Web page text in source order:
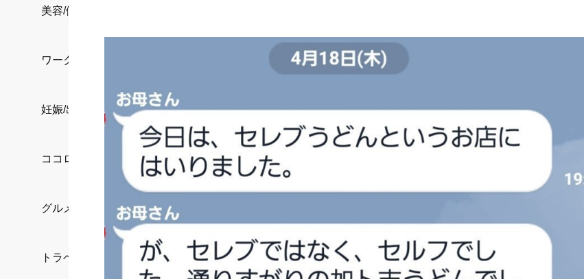
美容/健康
ワークスタイル
妊娠/出産/家族
ココロ/カラダ
グルメ
トラベル